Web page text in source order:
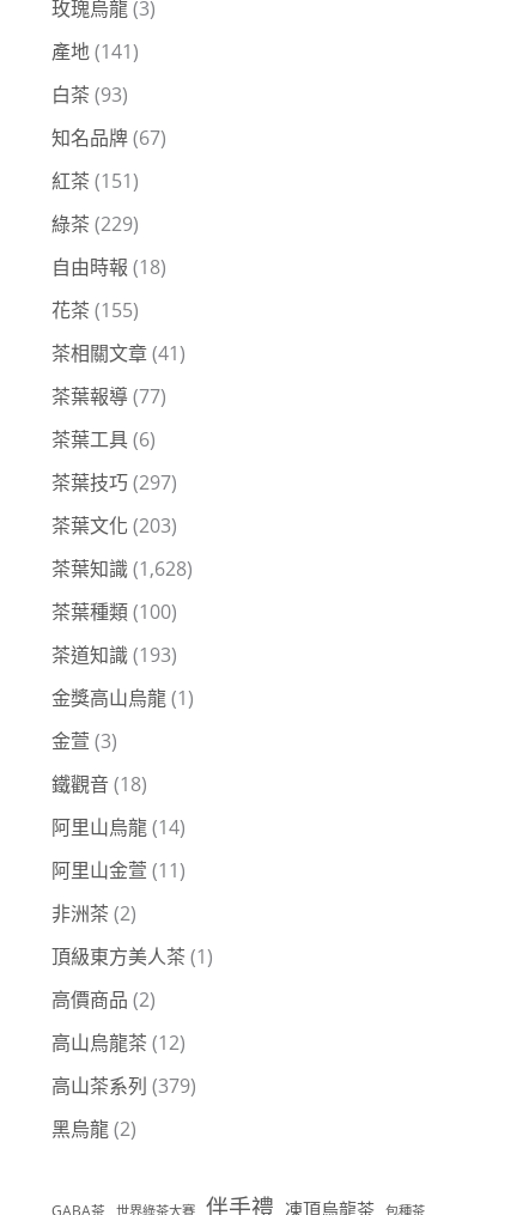
玫瑰烏龍(3)
產地(141)
白茶 (93)
知名品牌(67)
紅茶 (151)
綠茶 (229)
自由時報 (18)
花茶 (155)
茶相關文章(41)
茶葉報導(77)
茶葉工具(6)
茶葉技巧(297)
茶葉文化 (203)
茶葉知識(1,628)
茶葉種類(100)
茶道知識(193)
金獎高山烏龍(1)
金萱 (3)
鐵觀音 (18)
阿里山烏龍(14)
阿里山金萱 (11)
非洲茶 (2)
頂級東方美人茶 (1)
高價商品 (2)
高山烏龍茶 (12)
高山茶系列 (379)
黑烏龍(2)
GABA茶 世界綠茶大賽 伴手禮 凍頂烏龍茶 包種茶